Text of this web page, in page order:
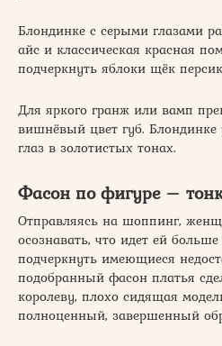
Блондинке с серыми глазами
айс и классическая красная
подчеркнуть яблоки щёк
Для яркого гранж или вамп
вишнёвый цвет губ. Блондинке
глаз в золотистых тонах.
Фасон по фигуре –
Отправляясь на шоппинг,
осознавать, что идет ей
подчеркнуть имеющиеся
подобранный фасон платья
королеву, плохо сидящая
полноценный, завершенный